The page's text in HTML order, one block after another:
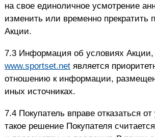
на свое единоличное усмотрение
изменить или временно прекратить
Акции.
7.3 Информация об условиях
www.sportset.net является
отношению к информации,
иных источниках.
7.4 Покупатель вправе отказаться
такое решение Покупателя